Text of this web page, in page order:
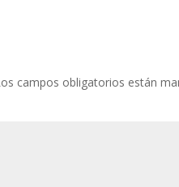
campos obligatorios están